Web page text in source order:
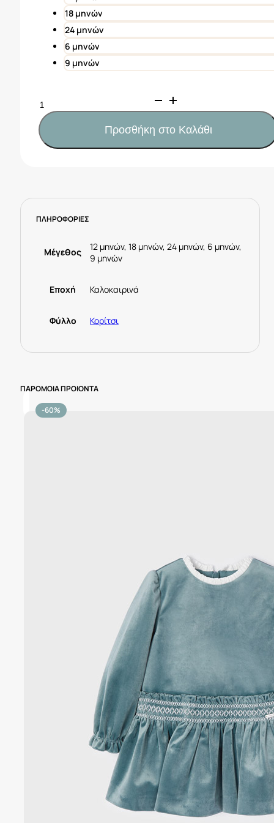
18 μηνών
24 μηνών
6 μηνών
9 μηνών
Mayoral
Φόρεμα
με
κορδέλα
σταμπωτή
089
ποσότητα
Προσθήκη στο Καλάθι
ΠΛΗΡΟΦΟΡΙΕΣ
Μέγεθος
12 μηνών, 18 μηνών, 24 μηνών, 6 μηνών,
9 μηνών
Εποχή Καλοκαιρινά
Φύλλο Κορίτσι
ΠΑΡΟΜΟΙΑ ΠΡΟΙΟΝΤΑ
-60%